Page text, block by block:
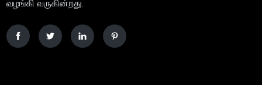
வழங்கி வருகின்றது.